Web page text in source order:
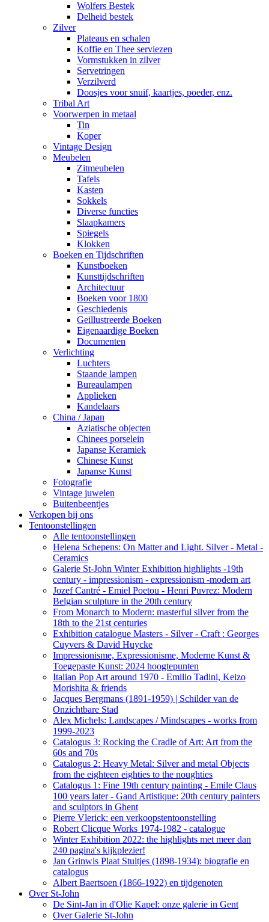
Wolfers Bestek
Delheid bestek
Zilver
Plateaus en schalen
Koffie en Thee serviezen
Vormstukken in zilver
Servetringen
Verzilverd
Doosjes voor snuif, kaartjes, poeder, enz.
Tribal Art
Voorwerpen in metaal
Tin
Koper
Vintage Design
Meubelen
Zitmeubelen
Tafels
Kasten
Sokkels
Diverse functies
Slaapkamers
Spiegels
Klokken
Boeken en Tijdschriften
Kunstboeken
Kunsttijdschriften
Architectuur
Boeken voor 1800
Geschiedenis
Geillustreerde Boeken
Eigenaardige Boeken
Documenten
Verlichting
Luchters
Staande lampen
Bureaulampen
Applieken
Kandelaars
China / Japan
Aziatische objecten
Chinees porselein
Japanse Keramiek
Chinese Kunst
Japanse Kunst
Fotografie
Vintage juwelen
Buitenbeentjes
Verkopen bij ons
Tentoonstellingen
Alle tentoonstellingen
Helena Schepens: On Matter and Light. Silver - Metal -
Ceramics
Galerie St-John Winter Exhibition highlights -19th
century - impressionism - expressionism -modern art
Jozef Cantré - Emiel Poetou - Henri Puvrez: Modern
Belgian sculpture in the 20th century
From Monarch to Modern: masterful silver from the
18th to the 21st centuries
Exhibition catalogue Masters - Silver - Craft : Georges
Cuyvers & David Huycke
Impressionisme, Expressionisme, Moderne Kunst &
Toegepaste Kunst: 2024 hoogtepunten
Italian Pop Art around 1970 - Emilio Tadini, Keizo
Morishita & friends
Jacques Bergmans (1891-1959) | Schilder van de
Onzichtbare Stad
Alex Michels: Landscapes / Mindscapes - works from
1999-2023
Catalogus 3: Rocking the Cradle of Art: Art from the
60s and 70s
Catalogus 2: Heavy Metal: Silver and metal Objects
from the eighteen eighties to the noughties
Catalogus 1: Fine 19th century painting - Emile Claus
100 years later - Gand Artistique: 20th century painters
and sculptors in Ghent
Pierre Vlerick: een verkoopstentoonstelling
Robert Clicque Works 1974-1982 - catalogue
Winter Exhibition 2022: the highlights met meer dan
240 pagina's kijkplezier!
Jan Grinwis Plaat Stultjes (1898-1934): biografie en
catalogus
Albert Baertsoen (1866-1922) en tijdgenoten
Over St-John
De Sint-Jan in d'Olie Kapel: onze galerie in Gent
Over Galerie St-John